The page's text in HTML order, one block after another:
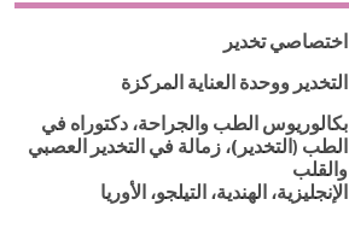
اختصاصي تخدير
التخدير ووحدة العناية المركزة
بكالوريوس الطب والجراحة، دكتوراه في
الطب (التخدير)، زمالة في التخدير العصبي
والقلب
الإنجليزية، الهندية، التيلجو، الأوريا